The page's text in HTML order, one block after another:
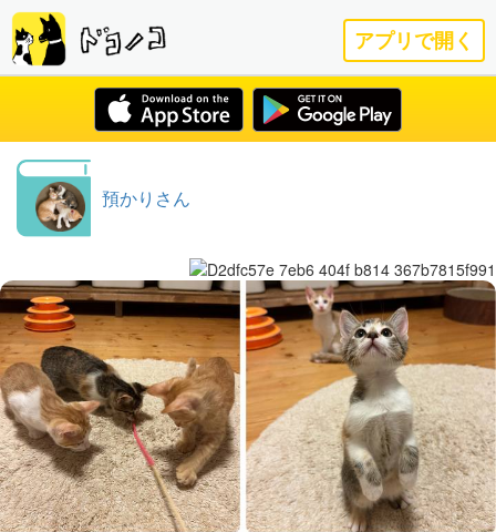
アプリで開く
預かりさん